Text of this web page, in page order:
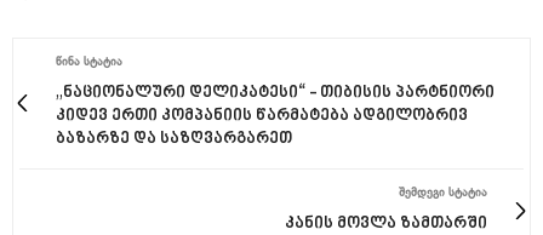
ᲬᲘᲜᲐ ᲡᲢᲐᲢᲘᲐ
„ნაციონალური დელიკატესი“ - თიბისის პარტნიორი
კიდევ ერთი კომპანიის წარმატება ადგილობრივ
ბაზარზე და საზღვარგარეთ
ᲨᲔᲛᲓᲔᲒᲘ ᲡᲢᲐᲢᲘᲐ
კანის მოვლა ზამთარში